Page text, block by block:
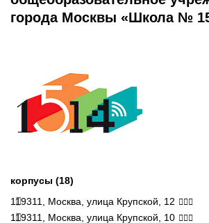
города Москвы «Школа №
корпусы (18)
119311, Москва, улица Крупской, 12
119311, Москва, улица Крупской, 10